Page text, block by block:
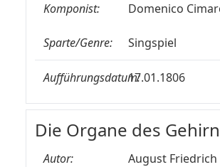
Komponist: Domenico
Sparte/Genre: Singspiel
Aufführungsdatum:17.01.1806
Die Organe des
Autor:
August